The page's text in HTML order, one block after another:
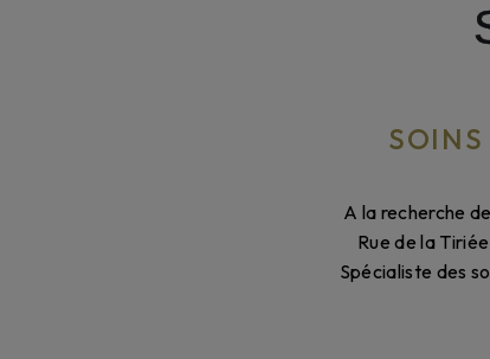
A la recherche
Rue de la
Spécialiste des